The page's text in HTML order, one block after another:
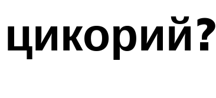
цикорий?